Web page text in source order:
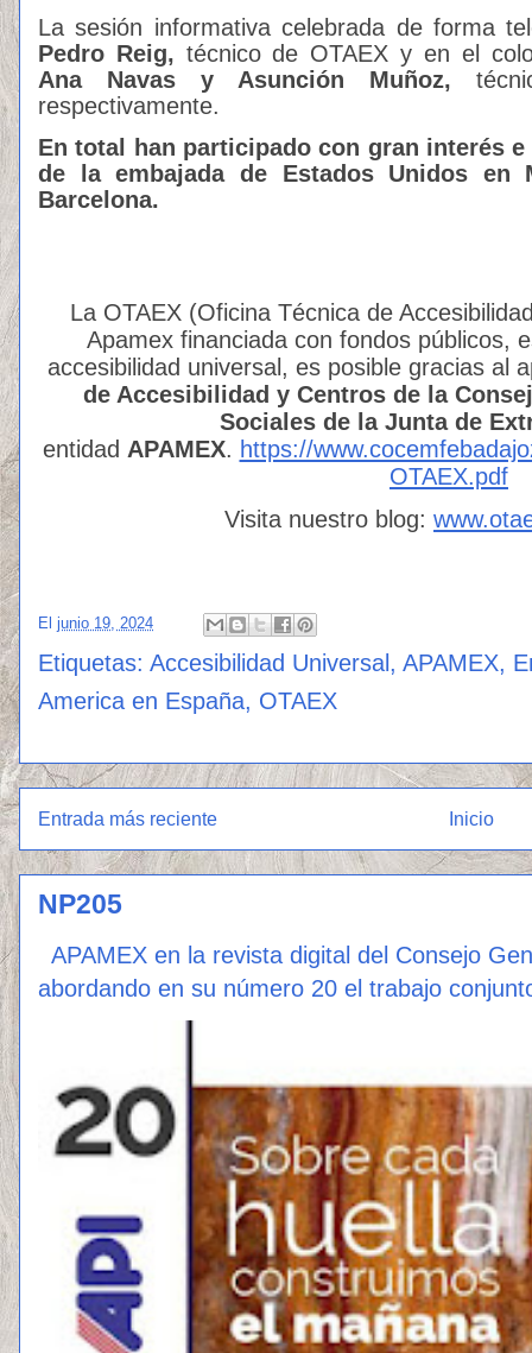
La sesión informativa celebrada de forma
Pedro Reig, técnico de OTAEX y en el
Ana Navas y Asunción Muñoz,
respectivamente.
En total han participado con gran interés
de la embajada de Estados Unidos en
Barcelona.
La OTAEX (Oficina Técnica de
Apamex financiada con fondos públicos,
accesibilidad universal, es posible gracias al
de Accesibilidad y Centros de la
Sociales de la Junta de
entidad APAMEX. https://
OTAEX.pdf
Visita nuestro blog:
El junio 19, 2024
Etiquetas: Accesibilidad Universal , APAMEX,
America en España, OTAEX
Entrada más reciente Inicio
NP205
APAMEX en la revista digital del Consejo
abordando en su número 20 el trabajo